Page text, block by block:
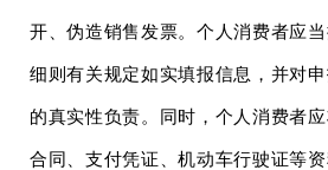
开、伪造销售发票。个人消费者应
细则有关规定如实填报信息，并对申
的真实性负责。同时，个人消费者
合同、支付凭证、机动车行驶证等